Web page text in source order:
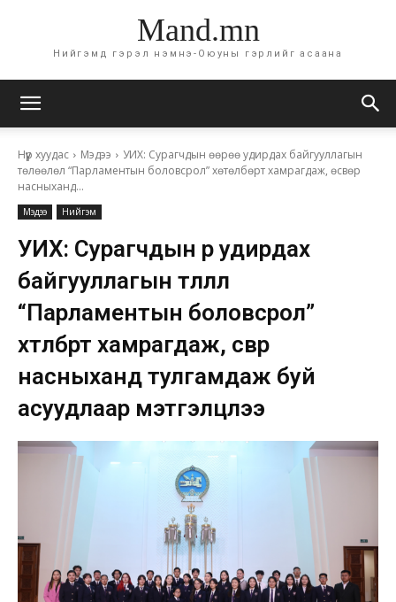
Mand.mn
Нийгэмд гэрэл нэмнэ-Оюуны гэрлийг асаана
Нүүр хуудас Мэдээ
УИХ: Сурагчдын өөрөө удирдах байгууллагын
төлөөлөл “Парламентын боловсрол” хөтөлбөрт хамрагдаж, өсвөр
насныханд...
Мэдээ Нийгэм
УИХ: Сурагчдын өөрөө удирдах
байгууллагын төлөөлөл
“Парламентын боловсрол”
хөтөлбөрт хамрагдаж, өсвөр
насныханд тулгамдаж буй
асуудлаар мэтгэлцлээ